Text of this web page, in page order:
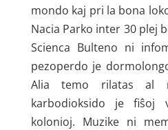
mondo kaj pri la bona
Nacia Parko inter 30 plej
Scienca Bulteno ni
pezoperdo je
Alia temo rilatas al
karbodioksido je fiŝoj
kolonioj. Muzike ni